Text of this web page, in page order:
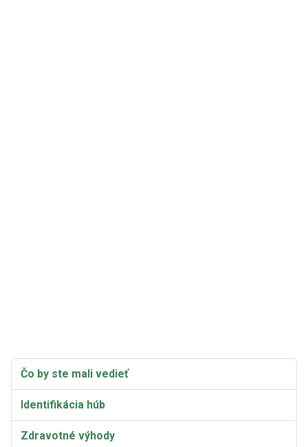
Čo by ste mali vedieť
Identifikácia húb
Zdravotné výhody